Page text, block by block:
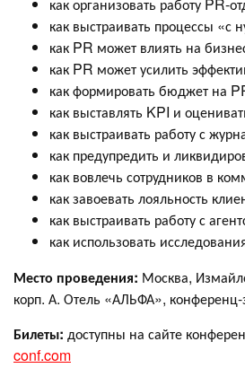
как выстраивать процессы «с
как PR может влиять на
как PR может усилить
как формировать бюджет на
как выставлять KPI и
как выстраивать работу с
как предупредить и
как вовлечь сотрудников в
как завоевать лояльность
как выстраивать работу с
как использовать
Место проведения: Москва,
корп. А. Отель «АЛЬФА»,
Билеты: доступны на сайте
conf.com